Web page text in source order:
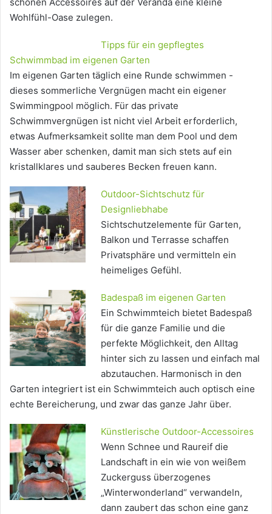
Wohlfühl-Oase zulegen.
Tipps für ein gepflegtes
Schwimmbad im eigenen Garten
Im eigenen Garten täglich eine Runde schwimmen -
dieses sommerliche Vergnügen macht ein eigener
Swimmingpool möglich. Für das private
Schwimmvergnügen ist nicht viel Arbeit erforderlich,
etwas Aufmerksamkeit sollte man dem Pool und dem
Wasser aber schenken, damit man sich stets auf ein
kristallklares und sauberes Becken freuen kann.
Outdoor-Sichtschutz für
Designliebhabe
Sichtschutzelemente für Garten,
Balkon und Terrasse schaffen
Privatsphäre und vermitteln ein
heimeliges Gefühl.
Badespaß im eigenen Garten
Ein Schwimmteich bietet Badespaß
für die ganze Familie und die
perfekte Möglichkeit, den Alltag
hinter sich zu lassen und einfach mal
abzutauchen. Harmonisch in den
Garten integriert ist ein Schwimmteich auch optisch eine
echte Bereicherung, und zwar das ganze Jahr über.
Künstlerische Outdoor-Accessoires
Wenn Schnee und Raureif die
Landschaft in ein wie von weißem
Zuckerguss überzogenes
„Winterwonderland“ verwandeln,
dann zaubert das schon eine ganz